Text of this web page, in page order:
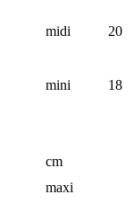
midi 20
mini 18
cm
maxi